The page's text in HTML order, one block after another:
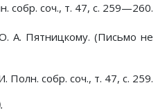
собр. соч., т. 47, с. 259—260.
А. Пятницкому. (Письмо не
Полн. собр. соч., т. 47, с. 259.